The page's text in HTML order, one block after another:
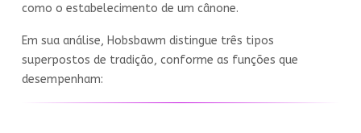
como o estabelecimento de um cânone.
Em sua análise, Hobsbawm distingue três tipos
superpostos de tradição, conforme as funções que
desempenham: